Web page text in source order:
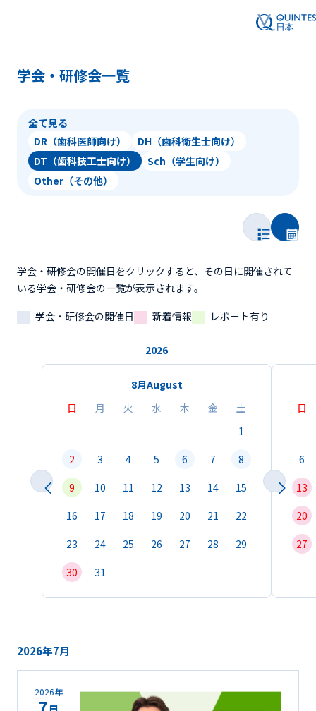
学会・研修会一覧
全て見る
DR（歯科医師向け）
DH（歯科衛生士向け）
DT（歯科技工士向け）
Sch（学生向け）
Other（その他）
学会・研修会の開催日をクリックすると、その日に開催されて
いる学会・研修会の一覧が表示されます。
学会・研修会の開催日
新着情報 レポート有り
2026
8月August
日
月 火 水 木 金
土
1
2
3 4 5 6 7
8
9
10 11 12 13 14
15
16
17 18 19 20 21
22
23
24 25 26 27 28
29
30
31
日
6
13
20
27
2026年7月
2026年